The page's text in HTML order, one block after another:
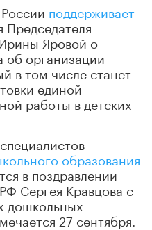
поддерживает
Председателя
Яровой о
об организации
в том числе станет
единой
работы в детских
образования
в поздравлении
Сергея Кравцова с
дошкольных
27 сентября.